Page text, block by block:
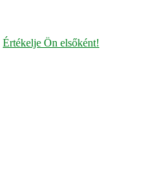
Értékelje Ön elsőként!